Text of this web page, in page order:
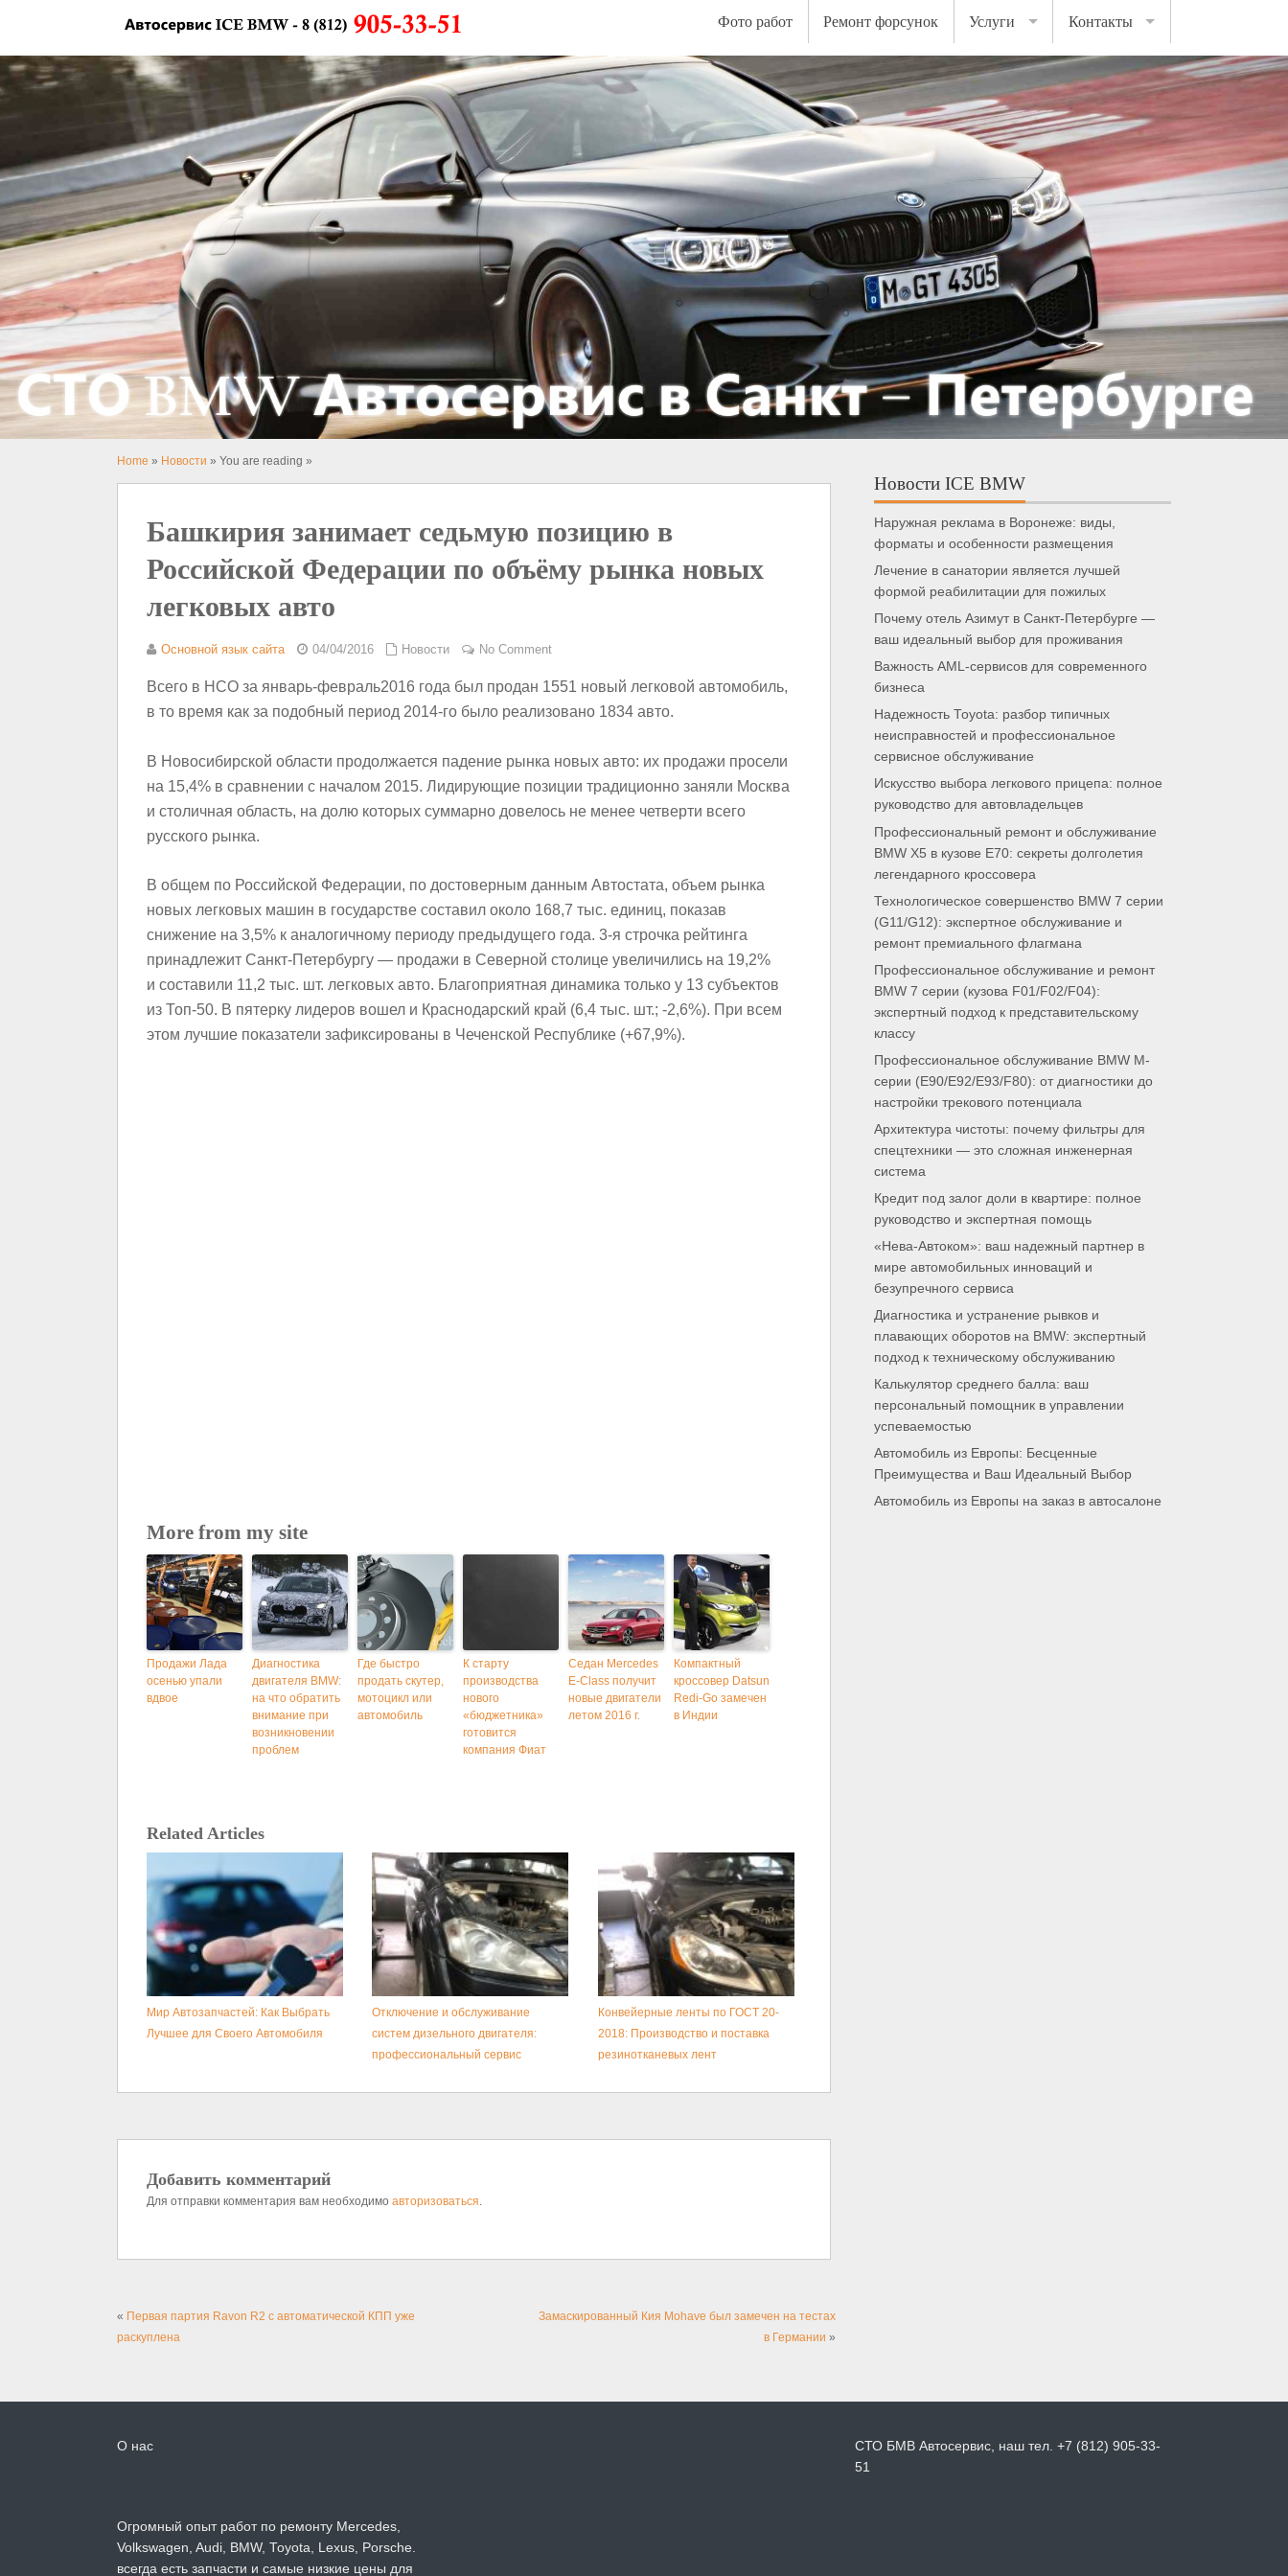
Фото работ Ремонт форсунок Услуги Контакты
Home » Новости » You are reading »
Башкирия занимает седьмую позицию в
Российской Федерации по объёму рынка новых
легковых авто
Основной язык сайта 04/04/2016 Новости No Comment
Всего в НСО за январь-февраль2016 года был продан 1551 новый легковой автомобиль,
в то время как за подобный период 2014-го было реализовано 1834 авто.
В Новосибирской области продолжается падение рынка новых авто: их продажи просели
на 15,4% в сравнении с началом 2015. Лидирующие позиции традиционно заняли Москва
и столичная область, на долю которых суммарно довелось не менее четверти всего
русского рынка.
В общем по Российской Федерации, по достоверным данным Автостата, объем рынка
новых легковых машин в государстве составил около 168,7 тыс. единиц, показав
снижение на 3,5% к аналогичному периоду предыдущего года. 3-я строчка рейтинга
принадлежит Санкт-Петербургу — продажи в Северной столице увеличились на 19,2%
и составили 11,2 тыс. шт. легковых авто. Благоприятная динамика только у 13 субъектов
из Топ-50. В пятерку лидеров вошел и Краснодарский край (6,4 тыс. шт.; -2,6%). При всем
этом лучшие показатели зафиксированы в Чеченской Республике (+67,9%).
More from my site
Продажи Лада
осенью упали
вдвое
Диагностика
двигателя BMW:
на что обратить
внимание при
возникновении
проблем
Где быстро
продать скутер,
мотоцикл или
автомобиль
К старту
производства
нового
«бюджетника»
готовится
компания Фиат
Седан Mercedes
E-Class получит
новые двигатели
летом 2016 г.
Компактный
кроссовер Datsun
Redi-Go замечен
в Индии
Related Articles
Мир Автозапчастей: Как Выбрать
Лучшее для Своего Автомобиля
Отключение и обслуживание
систем дизельного двигателя:
профессиональный сервис
Конвейерные ленты по ГОСТ 20-
2018: Производство и поставка
резинотканевых лент
Добавить комментарий
Для отправки комментария вам необходимо авторизоваться
« Первая партия Ravon R2 с автоматической КПП уже
раскуплена
Замаскированный Кия Mohave был замечен на тестах
в Германии »
Новости ICE BMW
Наружная реклама в Воронеже: виды,
форматы и особенности размещения
Лечение в санатории является лучшей
формой реабилитации для пожилых
Почему отель Азимут в Санкт-Петербурге —
ваш идеальный выбор для проживания
Важность AML-сервисов для современного
бизнеса
Надежность Toyota: разбор типичных
неисправностей и профессиональное
сервисное обслуживание
Искусство выбора легкового прицепа: полное
руководство для автовладельцев
Профессиональный ремонт и обслуживание
BMW X5 в кузове E70: секреты долголетия
легендарного кроссовера
Технологическое совершенство BMW 7 серии
(G11/G12): экспертное обслуживание и
ремонт премиального флагмана
Профессиональное обслуживание и ремонт
BMW 7 серии (кузова F01/F02/F04):
экспертный подход к представительскому
классу
Профессиональное обслуживание BMW M-
серии (E90/E92/E93/F80): от диагностики до
настройки трекового потенциала
Архитектура чистоты: почему фильтры для
спецтехники — это сложная инженерная
система
Кредит под залог доли в квартире: полное
руководство и экспертная помощь
«Нева-Автоком»: ваш надежный партнер в
мире автомобильных инноваций и
безупречного сервиса
Диагностика и устранение рывков и
плавающих оборотов на BMW: экспертный
подход к техническому обслуживанию
Калькулятор среднего балла: ваш
персональный помощник в управлении
успеваемостью
Автомобиль из Европы: Бесценные
Преимущества и Ваш Идеальный Выбор
Автомобиль из Европы на заказ в автосалоне
О нас
Огромный опыт работ по ремонту Mercedes,
Volkswagen, Audi, BMW, Toyota, Lexus, Porsche.
всегда есть запчасти и самые низкие цены для
СТО БМВ Автосервис, наш тел. +7 (812) 905-33-
51